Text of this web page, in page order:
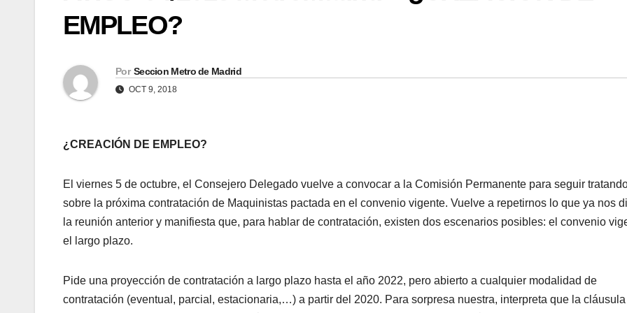
EMPLEO?
Por Seccion Metro de Madrid
OCT 9, 2018
¿CREACIÓN DE EMPLEO?
El viernes 5 de octubre, el Consejero Delegado vuelve a convocar a la Comisión Permanente para seguir
sobre la próxima contratación de Maquinistas pactada en el convenio vigente. Vuelve a repetirnos lo que ya nos
la reunión anterior y manifiesta que, para hablar de contratación, existen dos escenarios posibles: el convenio
el largo plazo.
Pide una proyección de contratación a largo plazo hasta el año 2022, pero abierto a cualquier modalidad de
contratación (eventual, parcial, estacionaria,…) a partir del 2020. Para sorpresa nuestra, interpreta que la cláusula